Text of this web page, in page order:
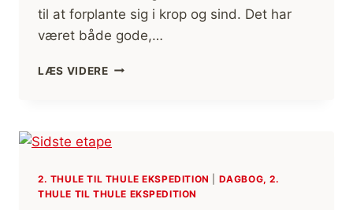
til at forplante sig i krop og sind. Det har
været både gode,…
LÆS VIDEREVORES
TIL
EKSPEDITION
2. THULE TIL THULE EKSPEDITION
DAGBOG, 2.
THULE TIL THULE EKSPEDITION